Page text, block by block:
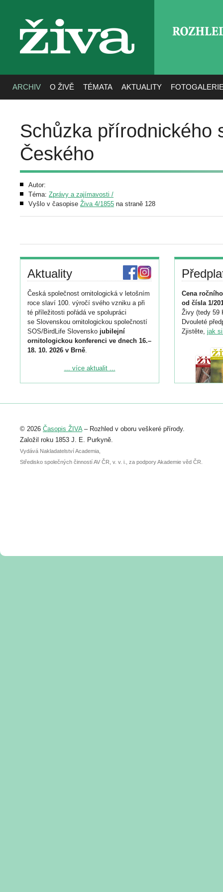
živa
ARCHIV O ŽIVĚ TÉMATA AKTUALITY
Schůzka přírodnického
Českého
Autor:
Téma: Zprávy a zajímavosti /
Vyšlo v časopise Živa 4/1855 na straně 128
Aktuality
Česká společnost ornitologická v letošním
roce slaví 100. výročí svého vzniku a při
té příležitosti pořádá ve spolupráci
se Slovenskou ornitologickou společností
SOS/BirdLife Slovensko jubilejní
ornitologickou konferenci ve dnech 16.–
18. 10. 2026 v Brně.
Podrobnější informace ke konferenci
Registrovat se můžete do 6. září.
abstraktu přihlášené přednášky nebo
posteru je už 30. června.
... více aktualit ...
Cena
od čísla 1/
Živy (tedy 59
Dvouleté
Zjistěte, jak
© 2026 Časopis ŽIVA– Rozhled v oboru veškeré přírody.
Založil roku 1853 J. E. Purkyně.
Vydává Nakladatelství Academia,
Středisko společných činností AV ČR, v. v. i., za podpory Akademie věd ČR.